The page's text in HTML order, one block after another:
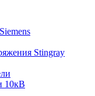
Stingray
10кВ